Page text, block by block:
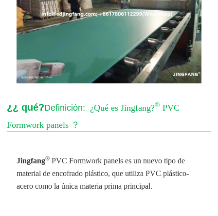
¿¿ qué?Definición: ¿Qué es Jingfang?® PVC
Formwork panels ？
Jingfang® PVC Formwork panelses un nuevo tipo de
material de encofrado plástico, que utiliza PVC plástico-
acero como la única materia prima principal.